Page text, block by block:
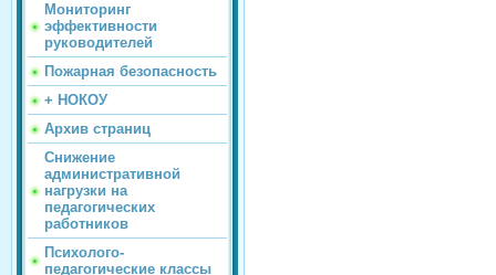
Мониторинг
эффективности
руководителей
Пожарная безопасность
+ НОКОУ
Архив страниц
Снижение
административной
нагрузки на
педагогических
работников
Психолого-
педагогические классы